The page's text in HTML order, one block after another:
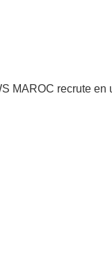
MAROC recrute en